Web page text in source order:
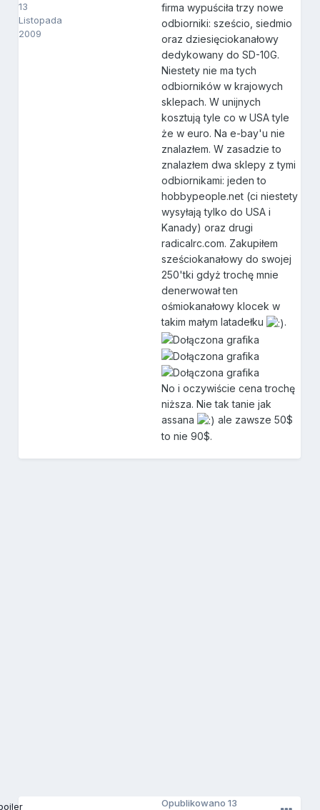
13
Listopada
2009
firma wypuściła trzy nowe
odbiorniki: sześcio, siedmio
oraz dziesięciokanałowy
dedykowany do SD-10G.
Niestety nie ma tych
odbiorników w krajowych
sklepach. W unijnych
kosztują tyle co w USA tyle
że w euro. Na e-bay'u nie
znalazłem. W zasadzie to
znalazłem dwa sklepy z tymi
odbiornikami: jeden to
hobbypeople.net (ci niestety
wysyłają tylko do USA i
Kanady) oraz drugi
radicalrc.com. Zakupiłem
sześciokanałowy do swojej
250'tki gdyż trochę mnie
denerwował ten
ośmiokanałowy klocek w
takim małym latadełku
.
No i oczywiście cena trochę
niższa. Nie tak tanie jak
assana
ale zawsze 50$
to nie 90$.
Opublikowano13